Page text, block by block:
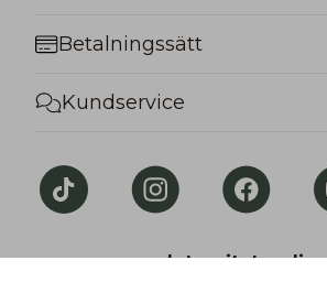
Betalningssätt
Kundservice
Integritetspolicy